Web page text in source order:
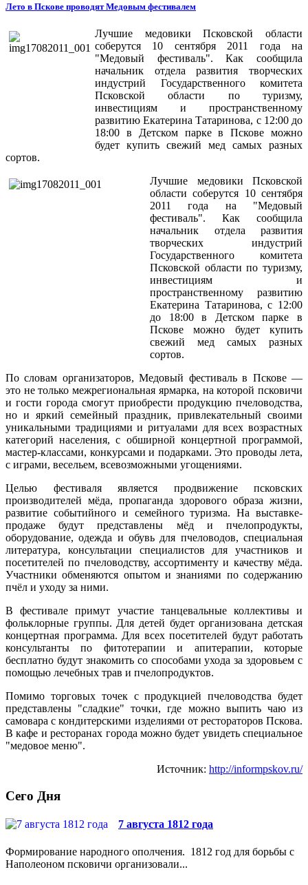
Лето в Пскове проводят Медовым фестивалем
Лучшие медовики Псковской области
соберутся 10 сентября 2011 года на
"Медовый фестиваль". Как сообщила
начальник отдела развития творческих
индустрий Государственного комитета
Псковской области по туризму,
инвестициям и пространственному
развитию Екатерина Татаринова, с 12:00 до
18:00 в Детском парке в Пскове можно
будет купить свежий мед самых разных
сортов.
Лучшие медовики Псковской
области соберутся 10 сентября
2011 года на "Медовый
фестиваль". Как сообщила
начальник отдела развития
творческих индустрий
Государственного комитета
Псковской области по туризму,
инвестициям и
пространственному развитию
Екатерина Татаринова, с 12:00
до 18:00 в Детском парке в
Пскове можно будет купить
свежий мед самых разных
сортов.
По словам организаторов, Медовый фестиваль в Пскове —
это не только межрегиональная ярмарка, на которой псковичи
и гости города смогут приобрести продукцию пчеловодства,
но и яркий семейный праздник, привлекательный своими
уникальными традициями и ритуалами для всех возрастных
категорий населения, с обширной концертной программой,
мастер-классами, конкурсами и подарками. Это проводы лета,
с играми, весельем, всевозможными угощениями.
Целью фестиваля является продвижение псковских
производителей мёда, пропаганда здорового образа жизни,
развитие событийного и семейного туризма. На выставке-
продаже будут представлены мёд и пчелопродукты,
оборудование, одежда и обувь для пчеловодов, специальная
литература, консультации специалистов для участников и
посетителей по пчеловодству, ассортименту и качеству мёда.
Участники обменяются опытом и знаниями по содержанию
пчёл и уходу за ними.
В фестивале примут участие танцевальные коллективы и
фольклорные группы. Для детей будет организована детская
концертная программа. Для всех посетителей будут работать
консультанты по фитотерапии и апитерапии, которые
бесплатно будут знакомить со способами ухода за здоровьем с
помощью лечебных трав и пчелопродуктов.
Помимо торговых точек с продукцией пчеловодства будет
представлены "сладкие" точки, где можно выпить чаю из
самовара с кондитерскими изделиями от рестораторов Пскова.
В кафе и ресторанах города можно будет увидеть специальное
"медовое меню".
Источник: http://informpskov.ru/
Сего Дня
7 августа 1812 года
Формирование народного ополчения. 1812 год для борьбы с
Наполеоном псковичи организовали...